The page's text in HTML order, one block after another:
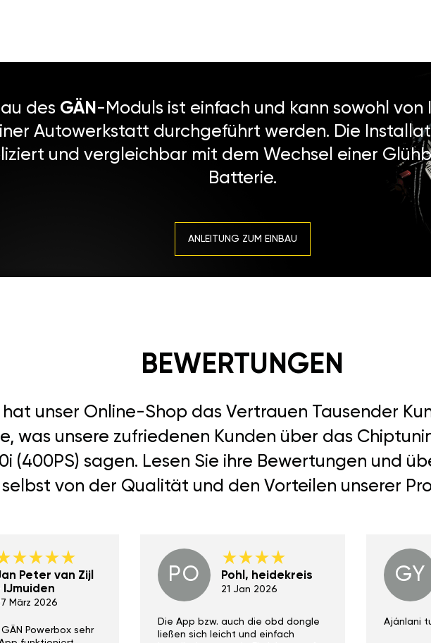
des GÄN-Moduls ist einfach und kann sowohl von
Autowerkstatt durchgeführt werden. Die
und vergleichbar mit dem Wechsel einer
Batterie.
ANLEITUNG ZUM EINBAU
BEWERTUNGEN
hat unser Online-Shop das Vertrauen Tausender
was unsere zufriedenen Kunden über das
(400PS) sagen. Lesen Sie ihre Bewertungen und
selbst von der Qualität und den Vorteilen unserer
Peter van Zijl
IJmuiden
März 2026
Powerbox sehr
PO Pohl, heidekreis
21 Jan 2026
Die App bzw. auch die obd dongle
ließen sich leicht und einfach
GY
Ajánlani